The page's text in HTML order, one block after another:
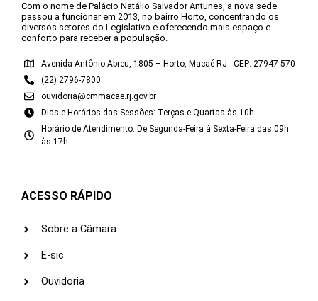
Com o nome de Palácio Natálio Salvador Antunes, a nova sede
passou a funcionar em 2013, no bairro Horto, concentrando os
diversos setores do Legislativo e oferecendo mais espaço e
conforto para receber a população.
Avenida Antônio Abreu, 1805 – Horto, Macaé-RJ - CEP: 27947-570
(22) 2796-7800
ouvidoria@cmmacae.rj.gov.br
Dias e Horários das Sessões: Terças e Quartas às 10h
Horário de Atendimento: De Segunda-Feira à Sexta-Feira das 09h
às 17h
ACESSO RÁPIDO
Sobre a Câmara
E-sic
Ouvidoria